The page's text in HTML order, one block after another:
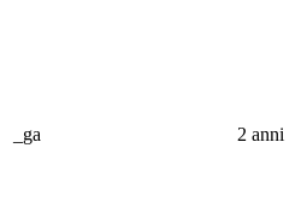
_ga 2 anni